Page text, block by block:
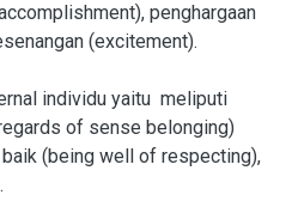
penghargaan
(excitement).
individu yaitu meliputi
of sense belonging)
(being well of respecting),